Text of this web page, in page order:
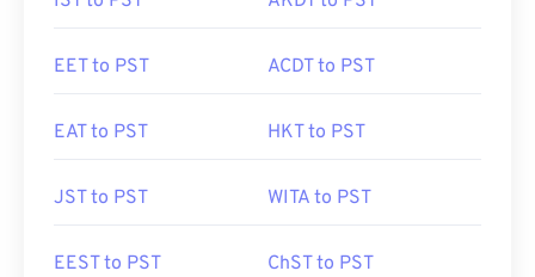
EET to PST ACDT to PST
EAT to PST HKT to PST
JST to PST WITA to PST
EEST to PST ChST to PST